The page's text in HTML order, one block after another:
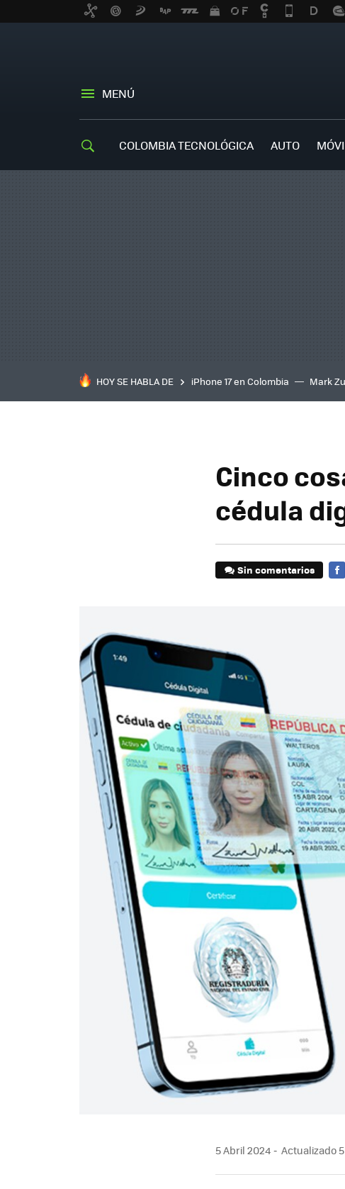
MENÚ
COLOMBIA TECNOLÓGICA AUTO
HOY SE HABLA DE iPhone 17 en Colombia Mark
inteligente
IA TCL C8K
Cinco
cédula
Sin comentarios
5 Abril 2024 Actualizado